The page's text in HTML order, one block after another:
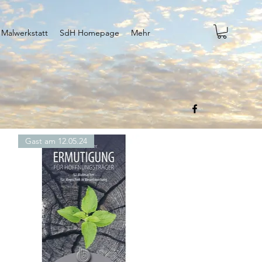
SdH Homepage Mehr
Gast am 12.05.24